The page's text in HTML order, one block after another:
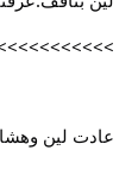
عادت لين